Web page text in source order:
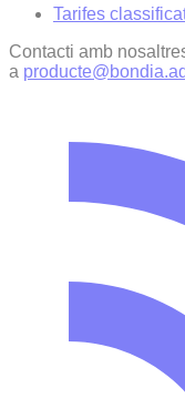
Tarifes
Contacti amb
a producte@bondia.ad